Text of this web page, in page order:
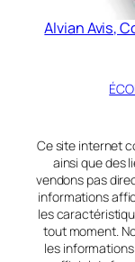
Alvian Avis,
Ce site internet
ainsi que des
vendons pas
informations
les
tout moment.
les